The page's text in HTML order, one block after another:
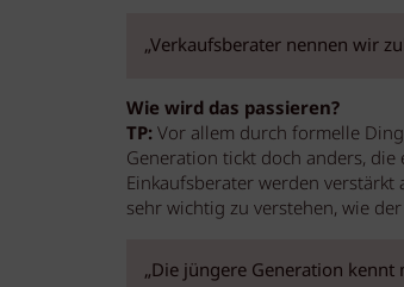
„Verkaufsberater nennen wir
Wie wird das passieren?
TP: Vor allem durch formelle
Generation tickt doch anders,
Einkaufsberater werden
sehr wichtig zu verstehen, wie
„Die jüngere Generation kennt